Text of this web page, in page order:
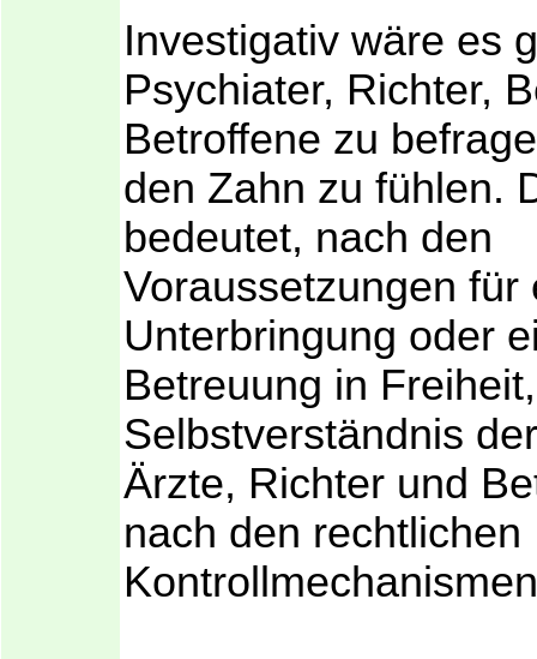
Investigativ wäre es
Psychiater, Richter,
Betroffene zu
den Zahn zu fühlen.
bedeutet, nach den
Voraussetzungen für
Unterbringung oder
Betreuung in
Selbstverständnis
Ärzte, Richter und
nach den rechtlichen